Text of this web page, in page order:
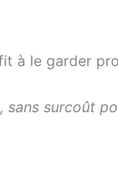
à le garder
sans surcoût